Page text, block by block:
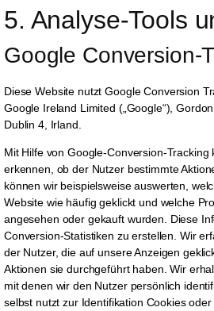
5. Analyse-Tools
Google Conversion-
Diese Website nutzt Google Conversion
Google Ireland Limited („Google“),
Dublin 4, Irland.
Mit Hilfe von Google-Conversion-Tracking
erkennen, ob der Nutzer bestimmte
können wir beispielsweise auswerten,
Website wie häufig geklickt und welche
angesehen oder gekauft wurden. Diese
Conversion-Statistiken zu erstellen. Wir
der Nutzer, die auf unsere Anzeigen
Aktionen sie durchgeführt haben. Wir
mit denen wir den Nutzer persönlich
selbst nutzt zur Identifikation Cookies